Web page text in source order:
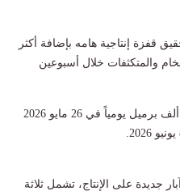
قفزة إنتاجية هامه بإضافة أكثر
والمتكثفات خلال أسبوعين
4- ارتفع إنتاج شركة خالدة من 113.3 ألف برميل يومياً في 26 مايو 2026
جديدة على الإنتاج، تشمل ثلاثة